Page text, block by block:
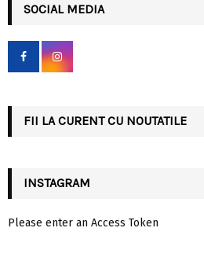
h
f
r
SOCIAL MEDIA
FII LA CURENT CU NOUTATILE
INSTAGRAM
Please enter an Access Token